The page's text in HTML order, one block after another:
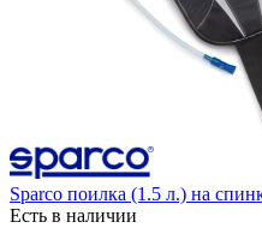
Sparco поилка (1.5 л.) на
Есть в наличии